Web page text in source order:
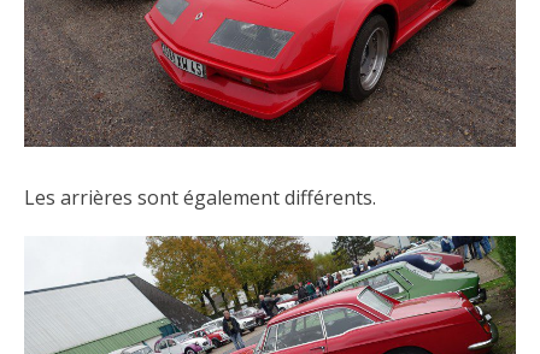
Les arrières sont également différents.